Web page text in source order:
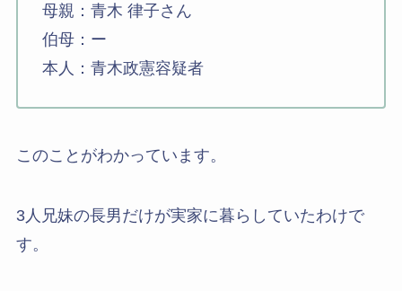
母親：青木 律子さん
伯母：ー
本人：青木政憲容疑者
このことがわかっています。
3人兄妹の長男だけが実家に暮らしていたわけで
す。